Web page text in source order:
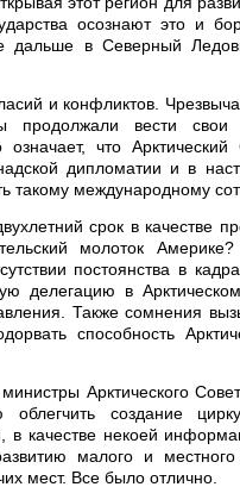
осознают это и
дальше в Северный
и конфликтов.
продолжали вести
означает, что
дипломатии и в
такому международному
срок в качестве
молоток
постоянства в
делегацию в
Также сомнения
способность
Арктического
создание
качестве некоей
малого и
мест. Все было отлично.